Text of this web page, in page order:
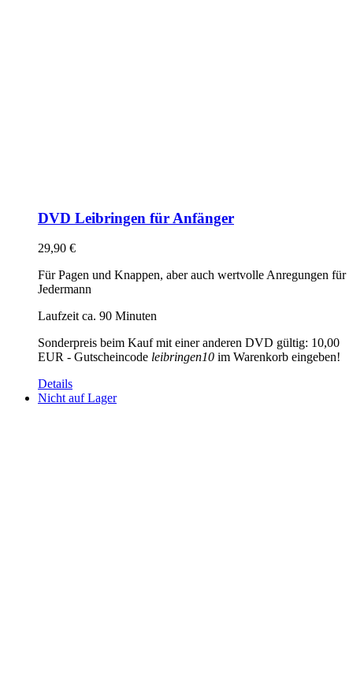
DVD Leibringen für Anfänger
29,90 €
Für Pagen und Knappen, aber auch wertvolle Anregungen für
Jedermann
Laufzeit ca. 90 Minuten
Sonderpreis beim Kauf mit einer anderen DVD gültig: 10,00
EUR - Gutscheincode leibringen10 im Warenkorb eingeben!
Details
Nicht auf Lager